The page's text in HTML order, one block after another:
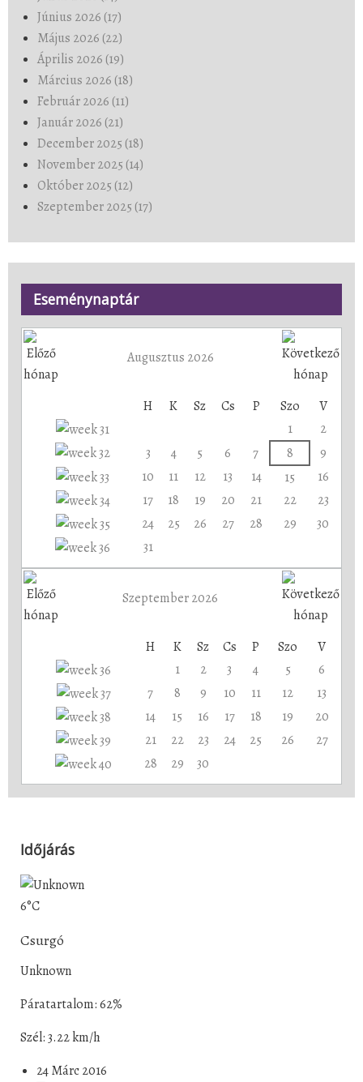
Június 2026 (17)
Május 2026 (22)
Április 2026 (19)
Március 2026 (18)
Február 2026 (11)
Január 2026 (21)
December 2025 (18)
November 2025 (14)
Október 2025 (12)
Szeptember 2025 (17)
Eseménynaptár
Augusztus 2026
H K Sz Cs P Szo
V
1
2
3
4 5 6 7 8
9
10
11 12 13 14 15
16
17
18 19 20 21 22
23
24
25 26 27 28 29
30
31
Szeptember 2026
H K Sz Cs P Szo
V
1
2 3 4 5
6
7
8 9 10 11 12
13
14
15 16 17 18 19
20
21
22 23 24 25 26
27
28
29 30
Időjárás
6°C
Csurgó
Unknown
Páratartalom: 62%
Szél: 3.22 km/h
24 Márc 2016